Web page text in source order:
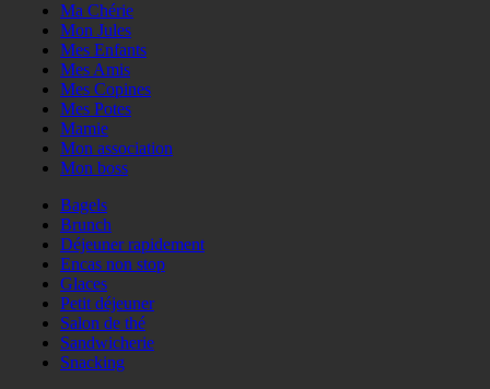
Ma Chérie
Mon Jules
Mes Enfants
Mes Amis
Mes Copines
Mes Potes
Mamie
Mon association
Mon boss
Bagels
Brunch
Déjeuner rapidement
Encas non stop
Glaces
Petit déjeuner
Salon de thé
Sandwicherie
Snacking